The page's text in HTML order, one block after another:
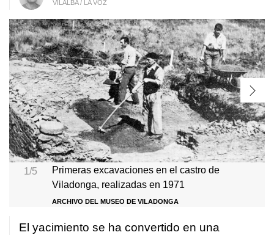
VILALBA / LA VOZ
1/5
Primeras excavaciones en el castro de
Viladonga, realizadas en 1971
ARCHIVO DEL MUSEO DE VILADONGA
El yacimiento se ha convertido en una